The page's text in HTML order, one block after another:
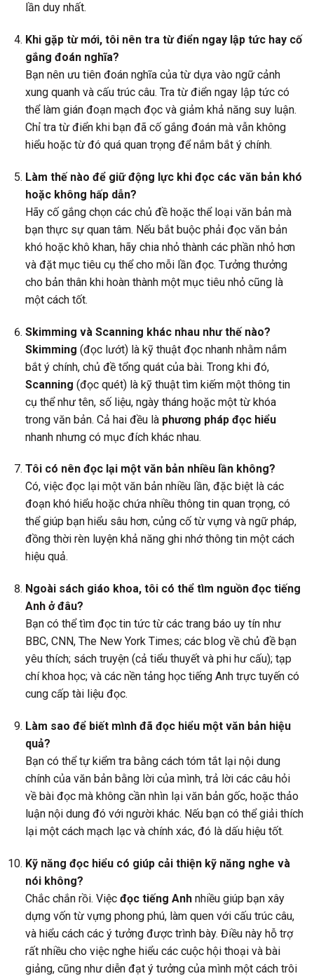
lần duy nhất.
Khi gặp từ mới, tôi nên tra từ điển ngay lập tức hay cố
gắng đoán nghĩa?
Bạn nên ưu tiên đoán nghĩa của từ dựa vào ngữ cảnh
xung quanh và cấu trúc câu. Tra từ điển ngay lập tức có
thể làm gián đoạn mạch đọc và giảm khả năng suy luận.
Chỉ tra từ điển khi bạn đã cố gắng đoán mà vẫn không
hiểu hoặc từ đó quá quan trọng để nắm bắt ý chính.
Làm thế nào để giữ động lực khi đọc các văn bản khó
hoặc không hấp dẫn?
Hãy cố gắng chọn các chủ đề hoặc thể loại văn bản mà
bạn thực sự quan tâm. Nếu bắt buộc phải đọc văn bản
khó hoặc khô khan, hãy chia nhỏ thành các phần nhỏ hơn
và đặt mục tiêu cụ thể cho mỗi lần đọc. Tưởng thưởng
cho bản thân khi hoàn thành một mục tiêu nhỏ cũng là
một cách tốt.
Skimming và Scanning khác nhau như thế nào?
Skimming (đọc lướt) là kỹ thuật đọc nhanh nhằm nắm
bắt ý chính, chủ đề tổng quát của bài. Trong khi đó,
Scanning (đọc quét) là kỹ thuật tìm kiếm một thông tin
cụ thể như tên, số liệu, ngày tháng hoặc một từ khóa
trong văn bản. Cả hai đều là phương pháp đọc hiểu
nhanh nhưng có mục đích khác nhau.
Tôi có nên đọc lại một văn bản nhiều lần không?
Có, việc đọc lại một văn bản nhiều lần, đặc biệt là các
đoạn khó hiểu hoặc chứa nhiều thông tin quan trọng, có
thể giúp bạn hiểu sâu hơn, củng cố từ vựng và ngữ pháp,
đồng thời rèn luyện khả năng ghi nhớ thông tin một cách
hiệu quả.
Ngoài sách giáo khoa, tôi có thể tìm nguồn đọc tiếng
Anh ở đâu?
Bạn có thể tìm đọc tin tức từ các trang báo uy tín như
BBC, CNN, The New York Times; các blog về chủ đề bạn
yêu thích; sách truyện (cả tiểu thuyết và phi hư cấu); tạp
chí khoa học; và các nền tảng học tiếng Anh trực tuyến có
cung cấp tài liệu đọc.
Làm sao để biết mình đã đọc hiểu một văn bản hiệu
quả?
Bạn có thể tự kiểm tra bằng cách tóm tắt lại nội dung
chính của văn bản bằng lời của mình, trả lời các câu hỏi
về bài đọc mà không cần nhìn lại văn bản gốc, hoặc thảo
luận nội dung đó với người khác. Nếu bạn có thể giải thích
lại một cách mạch lạc và chính xác, đó là dấu hiệu tốt.
Kỹ năng đọc hiểu có giúp cải thiện kỹ năng nghe và
nói không?
Chắc chắn rồi. Việc đọc tiếng Anhnhiều giúp bạn xây
dựng vốn từ vựng phong phú, làm quen với cấu trúc câu,
và hiểu cách các ý tưởng được trình bày. Điều này hỗ trợ
rất nhiều cho việc nghe hiểu các cuộc hội thoại và bài
giảng, cũng như diễn đạt ý tưởng của mình một cách trôi